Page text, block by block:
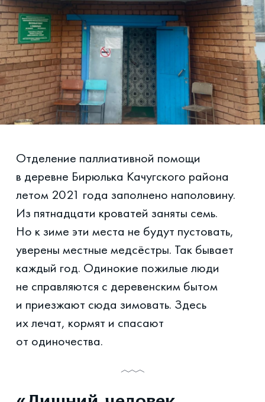
Отделение паллиативной помощи
в деревне Бирюлька Качугского района
летом 2021 года заполнено наполовину.
Из пятнадцати кроватей заняты семь.
Но к зиме эти места не будут пустовать,
уверены местные медсёстры. Так бывает
каждый год. Одинокие пожилые люди
не справляются с деревенским бытом
и приезжают сюда зимовать. Здесь
их лечат, кормят и спасают
от одиночества.